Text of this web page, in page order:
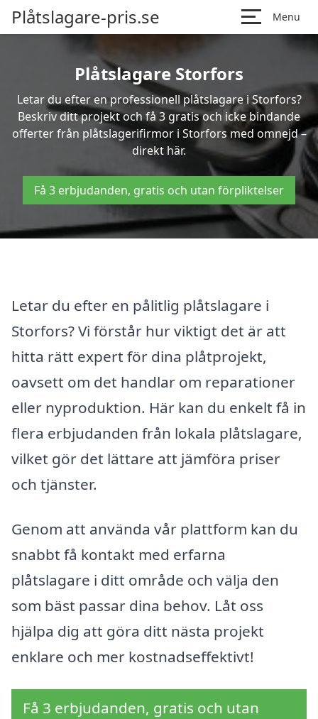
Plåtslagare-pris.se Menu
Plåtslagare Storfors
Letar du efter en professionell plåtslagare i Storfors?
Beskriv ditt projekt och få 3 gratis och icke bindande
offerter från plåtslagerifirmor i Storfors med omnejd –
direkt här.
Få 3 erbjudanden, gratis och utan förpliktelser
Letar du efter en pålitlig plåtslagare i
Storfors? Vi förstår hur viktigt det är att
hitta rätt expert för dina plåtprojekt,
oavsett om det handlar om reparationer
eller nyproduktion. Här kan du enkelt få in
flera erbjudanden från lokala plåtslagare,
vilket gör det lättare att jämföra priser
och tjänster.
Genom att använda vår plattform kan du
snabbt få kontakt med erfarna
plåtslagare i ditt område och välja den
som bäst passar dina behov. Låt oss
hjälpa dig att göra ditt nästa projekt
enklare och mer kostnadseffektivt!
Få 3 erbjudanden, gratis och utan